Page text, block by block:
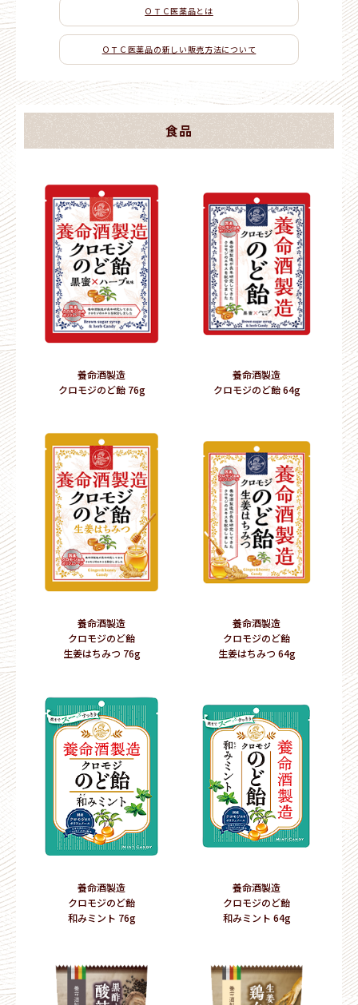
ＯＴＣ医薬品とは
ＯＴＣ医薬品の新しい販売方法について
食品
養命酒製造
クロモジのど飴󠄀 76g
養命酒製造
クロモジのど飴󠄀 64g
養命酒製造
クロモジのど飴󠄀
生姜はちみつ 76g
養命酒製造
クロモジのど飴󠄀
生姜はちみつ 64g
養命酒製造
クロモジのど飴󠄀
和みミント 76g
養命酒製造
クロモジのど飴󠄀
和みミント 64g